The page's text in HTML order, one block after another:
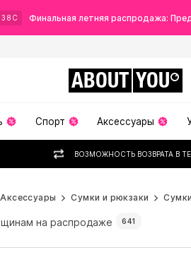
36 С Финальная летняя распродажа:
ABOUT YOU
Спорт Аксессуары
ВОЗМОЖНОСТЬ ВОЗВРАТА В
Аксессуары Сумки и рюкзаки Сумки
на распродаже 641